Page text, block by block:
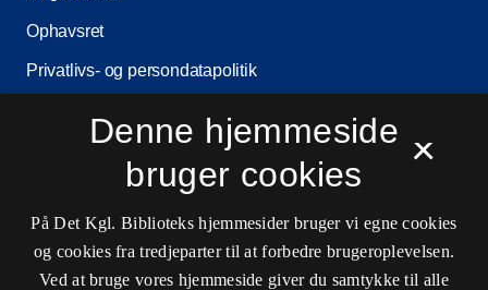
Ophavsret
Privatlivs- og persondatapolitik
Driftsstatus
Cookieindstillinger
Kontaktinformationer
×
Denne hjemmeside
bruger cookies
På Det Kgl. Biblioteks hjemmesider bruger vi egne cookies
og cookies fra tredjeparter til at forbedre brugeroplevelsen.
Ved at bruge vores hjemmeside giver du samtykke til alle